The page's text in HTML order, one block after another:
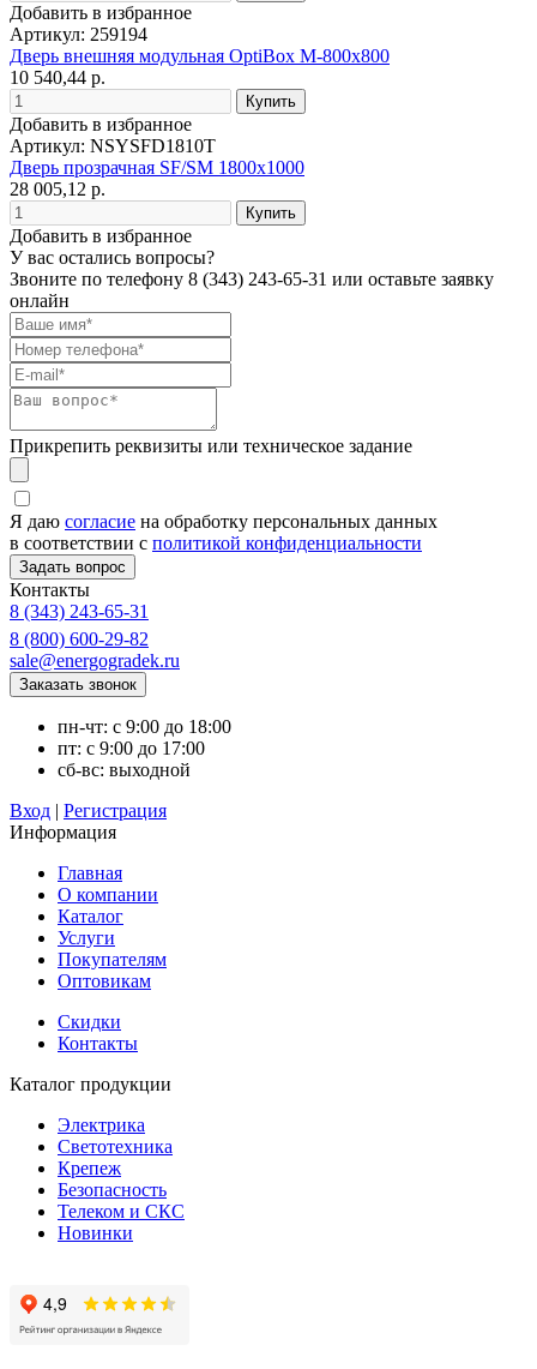
Добавить в избранное
Артикул: 259194
Дверь внешняя модульная OptiBox M-800х800
10 540,44 р.
Добавить в избранное
Артикул: NSYSFD1810T
Дверь прозрачная SF/SM 1800x1000
28 005,12 р.
Добавить в избранное
У вас остались вопросы?
Звоните по телефону 8 (343) 243-65-31 или оставьте заявку
онлайн
Прикрепить реквизиты или техническое задание
Я даю согласие на обработку персональных данных
в соответствии с политикой конфиденциальности
Контакты
8 (343) 243-65-31
8 (800) 600-29-82
sale@energogradek.ru
пн-чт: с 9:00 до 18:00
пт: с 9:00 до 17:00
сб-вс: выходной
Вход | Регистрация
Информация
Главная
О компании
Каталог
Услуги
Покупателям
Оптовикам
Скидки
Контакты
Каталог продукции
Электрика
Светотехника
Крепеж
Безопасность
Телеком и СКС
Новинки